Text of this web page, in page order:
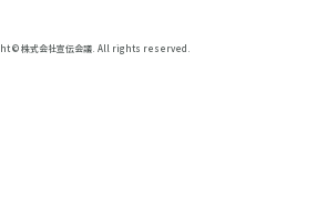
© 株式会社宣伝会議. All rights reserved.